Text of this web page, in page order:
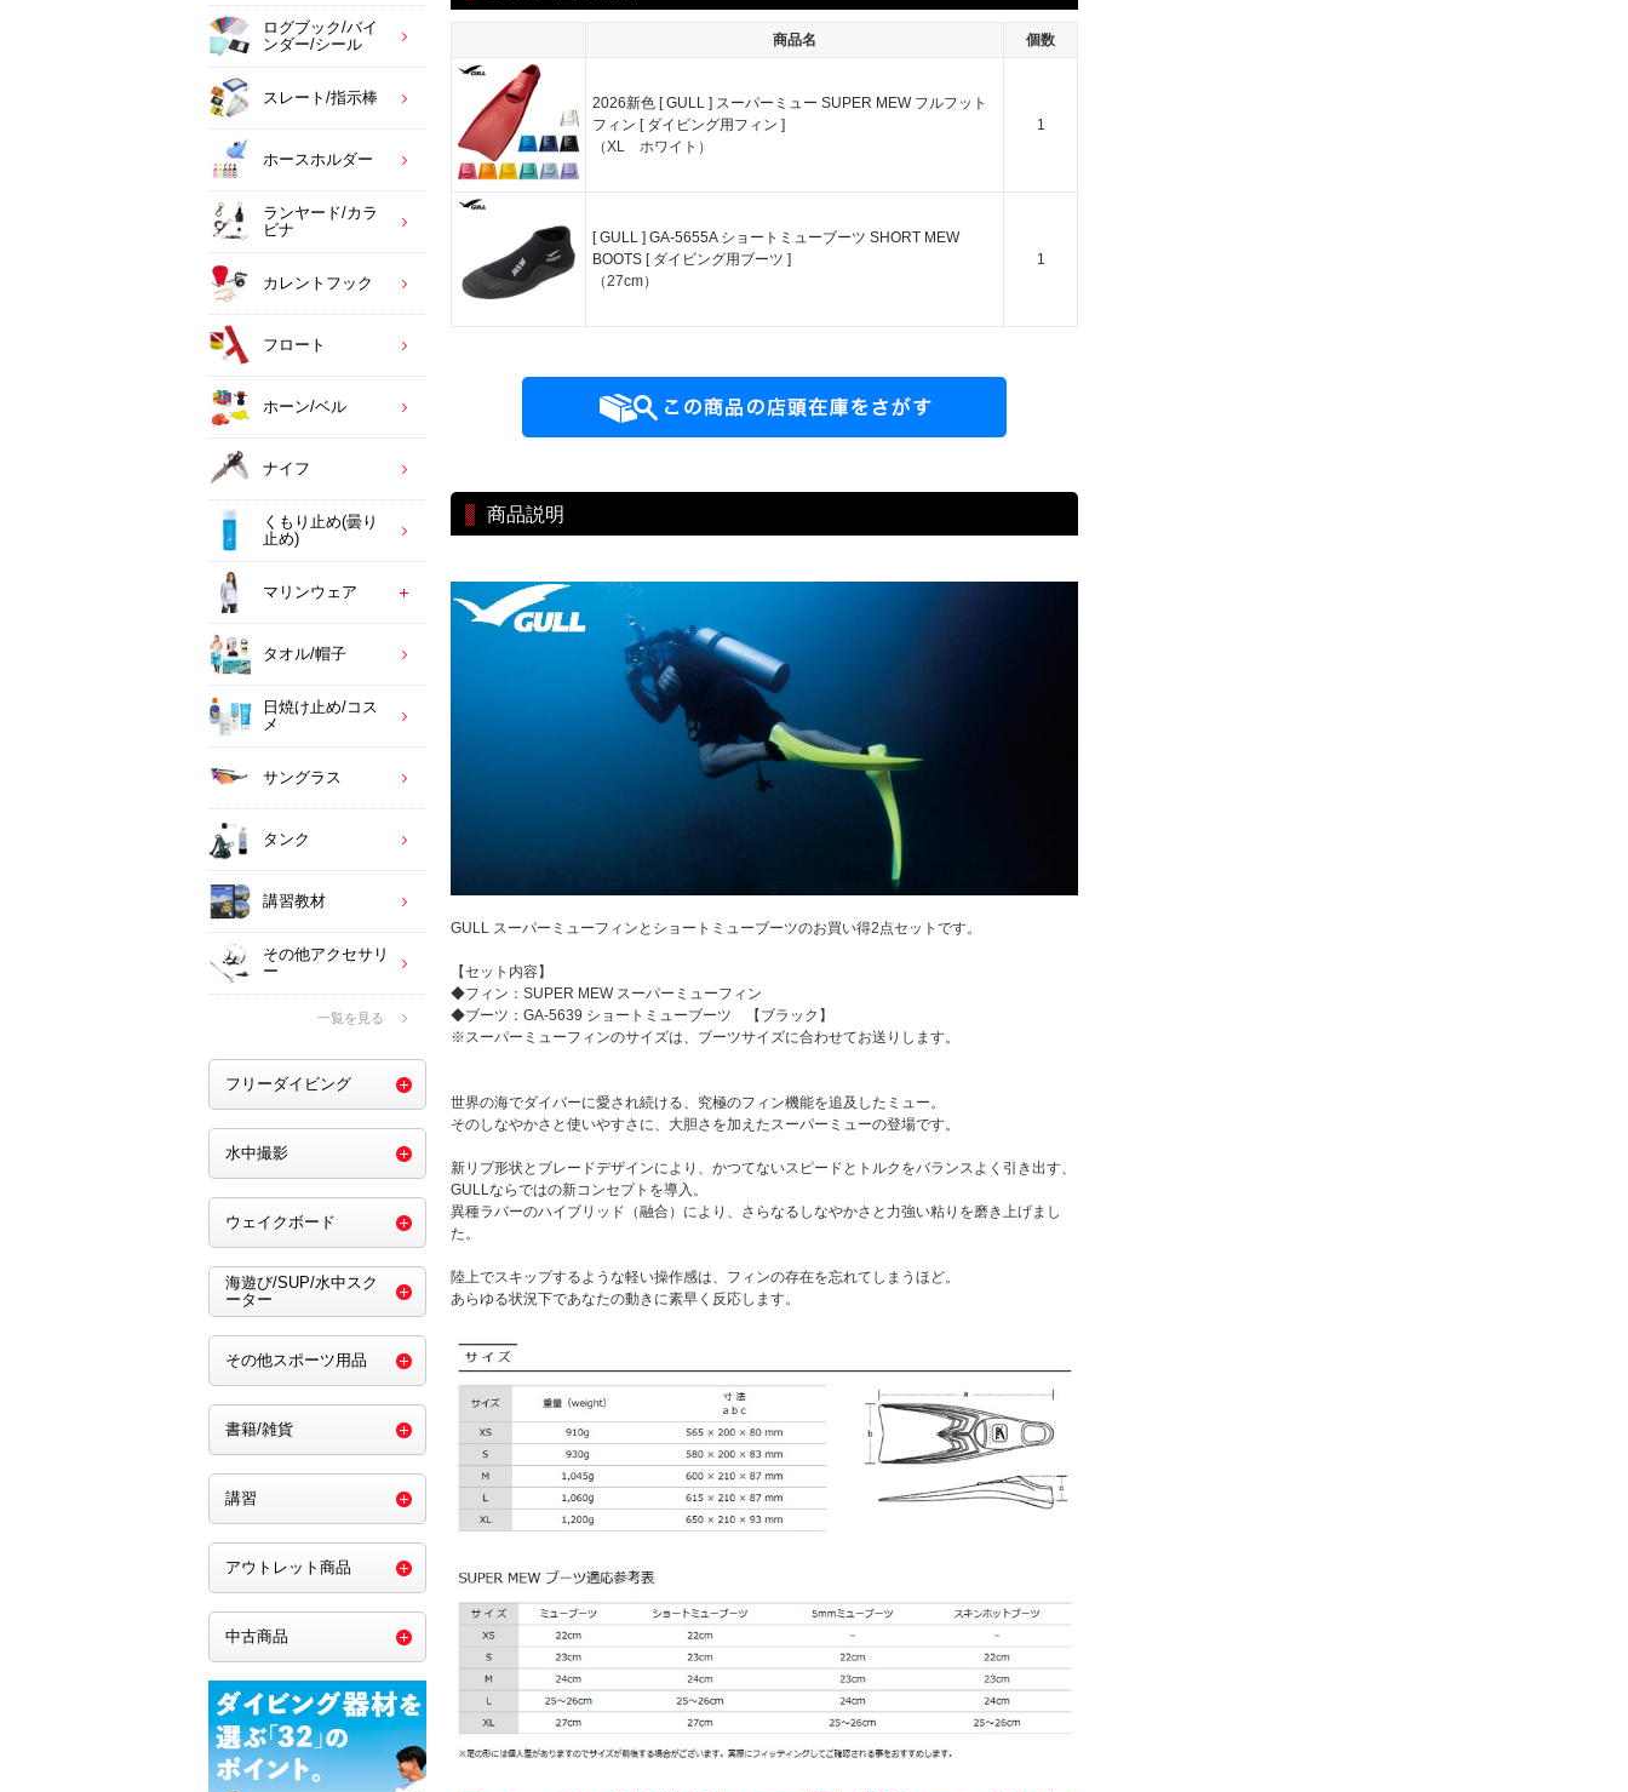
商品名 個数
2026新色 [ GULL ] スーパーミュー SUPER MEW フルフット
フィン [ ダイビング用フィン ]
（XL ホワイト）
1
[ GULL ] GA-5655A ショートミューブーツ SHORT MEW
BOOTS [ ダイビング用ブーツ ]
（27cm）
1
商品説明
GULL スーパーミューフィンとショートミューブーツのお買い得2点セットです。
【セット内容】
◆フィン：SUPER MEW スーパーミューフィン
◆ブーツ：GA-5639 ショートミューブーツ 【ブラック】
※スーパーミューフィンのサイズは、ブーツサイズに合わせてお送りします。
世界の海でダイバーに愛され続ける、究極のフィン機能を追及したミュー。
そのしなやかさと使いやすさに、大胆さを加えたスーパーミューの登場です。
新リプ形状とブレードデザインにより、かつてないスピードとトルクをバランスよく引き出す、
GULLならではの新コンセプトを導入。
異種ラバーのハイブリッド（融合）により、さらなるしなやかさと力強い粘りを磨き上げまし
た。
陸上でスキップするような軽い操作感は、フィンの存在を忘れてしまうほど。
あらゆる状況下であなたの動きに素早く反応します。
ログブック/バイ
ンダー/シール
スレート/指示棒
ホースホルダー
ランヤード/カラ
ビナ
カレントフック
フロート
ホーン/ベル
ナイフ
くもり止め(曇り
止め)
マリンウェア
タオル/帽子
日焼け止め/コス
メ
サングラス
タンク
講習教材
その他アクセサリ
ー
一覧を見る
フリーダイビング
水中撮影
ウェイクボード
海遊び/SUP/水中スク
ーター
その他スポーツ用品
書籍/雑貨
講習
アウトレット商品
中古商品